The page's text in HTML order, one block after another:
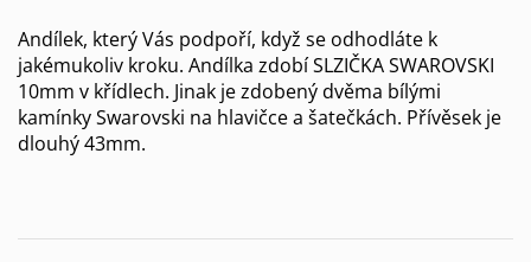
Andílek, který Vás podpoří, když se odhodláte k
jakémukoliv kroku. Andílka zdobí SLZIČKA SWAROVSKI
10mm v křídlech. Jinak je zdobený dvěma bílými
kamínky Swarovski na hlavičce a šatečkách. Přívěsek je
dlouhý 43mm.